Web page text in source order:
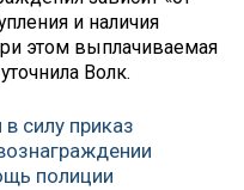
и наличия
этом выплачиваемая
Волк.
в силу приказ
полиции